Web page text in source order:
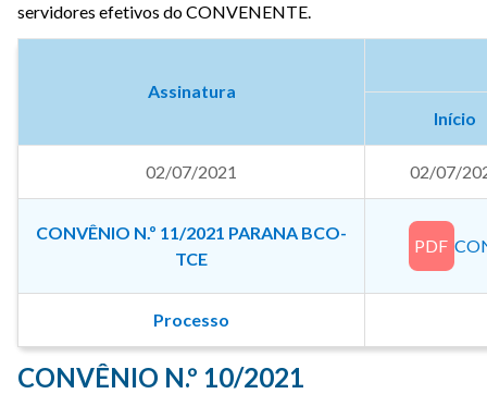
servidores efetivos do CONVENENTE.
Assinatura
Início
02/07/2021 02/07/
CONVÊNIO N.º 11/2021 PARANA BCO-
TCE
PDF
Processo
CONVÊNIO N.º 10/2021